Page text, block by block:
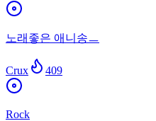
노래좋은 애니송ㅡ
Crux 409
Rock